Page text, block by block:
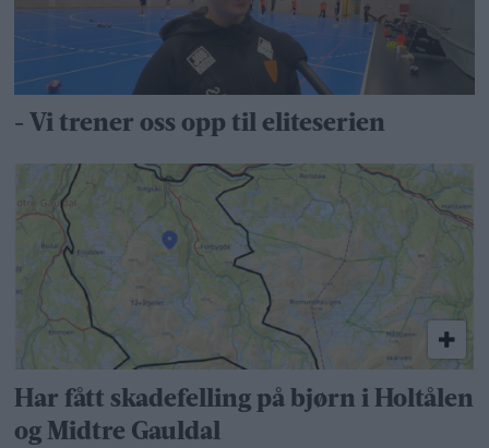
- Vi trener oss opp til eliteserien
Har fått skadefelling på bjørn i Holtålen
og Midtre Gauldal